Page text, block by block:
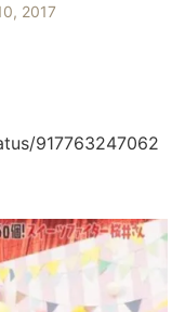
2017
917763247062